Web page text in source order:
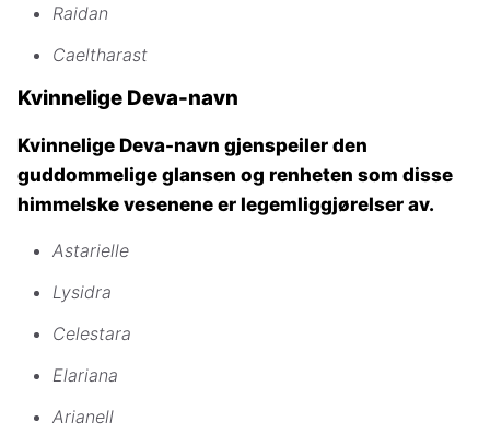
Raidan
Caeltharast
Kvinnelige Deva-navn
Kvinnelige Deva-navn gjenspeiler den
guddommelige glansen og renheten som disse
himmelske vesenene er legemliggjørelser av.
Astarielle
Lysidra
Celestara
Elariana
Arianell